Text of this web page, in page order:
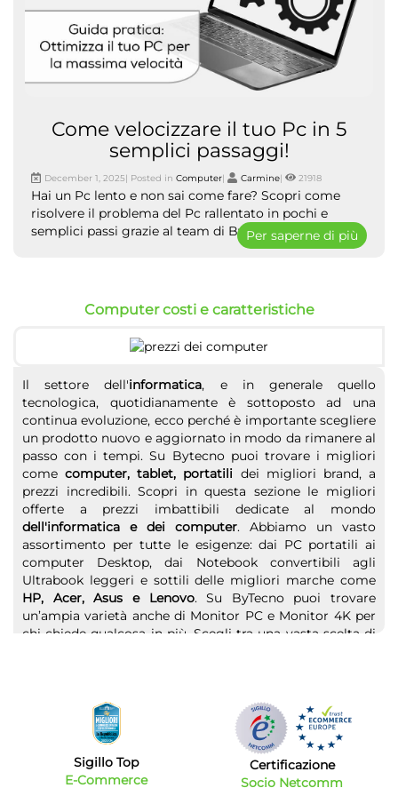
Come velocizzare il tuo Pc in 5
semplici passaggi!
December 1, 2025| Posted in Computer| Carmine| 21918
Hai un Pc lento e non sai come fare? Scopri come
risolvere il problema del Pc rallentato in pochi e
semplici passi grazie al team di ByTecno.Per saperne di più
Computer costi e caratteristiche
Il settore dell'informatica, e in generale quello
tecnologica, quotidianamente è sottoposto ad una
continua evoluzione, ecco perché è importante scegliere
un prodotto nuovo e aggiornato in modo da rimanere al
passo con i tempi. Su Bytecno puoi trovare i migliori
comecomputer, tablet, portatili dei migliori brand, a
prezzi incredibili. Scopri in questa sezione le migliori
offerte a prezzi imbattibili dedicate al mondo
dell'informatica e dei computer. Abbiamo un vasto
assortimento per tutte le esigenze: dai PC portatili ai
computer Desktop, dai Notebook convertibili agli
Ultrabook leggeri e sottili delle migliori marche come
HP, Acer, Asus e Lenovo. Su ByTecno puoi trovare
un’ampia varietà anche di Monitor PC e Monitor 4K per
chi chiede qualcosa in più. Scegli tra una vasta scelta di
su stampanti fotografiche, scanner e multifunzione.
Non solo computer, anche tablet e accessori vari
Se sei alla ricerca di un dispositivo ancora più comodo
e leggero da portare ovunque proprio come uno
Sigillo Top
E-Commerce
Certificazione
Socio Netcomm